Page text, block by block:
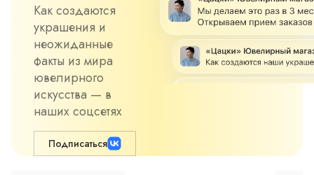
Как создаются
украшения и
неожиданные
факты из мира
ювелирного
искусства — в
наших соцсетях
Подписаться